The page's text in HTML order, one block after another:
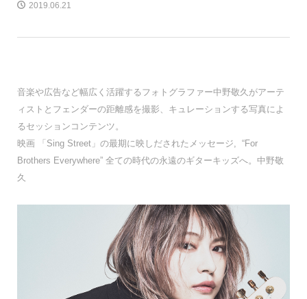
2019.06.21
音楽や広告など幅広く活躍するフォトグラファー中野敬久がアーテ
ィストとフェンダーの距離感を撮影、キュレーションする写真によ
るセッションコンテンツ。
映画 「Sing Street」の最期に映しだされたメッセージ, “For
Brothers Everywhere” 全ての時代の永遠のギターキッズへ。中野敬
久